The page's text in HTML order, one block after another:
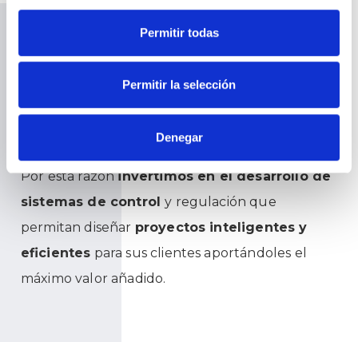
Permitir todas
Permitir la selección
Denegar
Apostamos por la gestión eficiente de los
recursos para obtener el máximo
energéticoy reducir el impacto
Por esta razóninvertimos en el desarrollo de
sistemas de controly regulación que
permitan diseñar proyectos inteligentes y
eficientes para sus clientes aportándoles el
máximo valor añadido.